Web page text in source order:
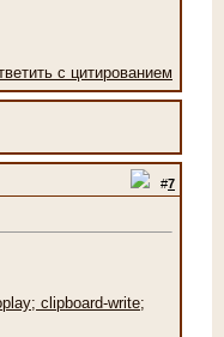
#7
clipboard-write;